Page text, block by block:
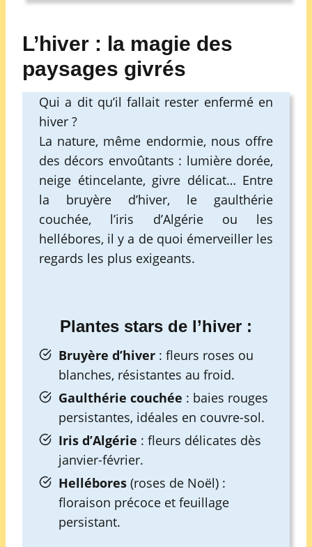
L’hiver : la magie des
paysages givrés
Qui a dit qu’il fallait rester enfermé en
hiver ?
La nature, même endormie, nous offre
des décors envoûtants : lumière dorée,
neige étincelante, givre délicat… Entre
la bruyère d’hiver, le gaulthérie
couchée, l’iris d’Algérie ou les
hellébores, il y a de quoi émerveiller les
regards les plus exigeants.
Plantes stars de l’hiver :
Bruyère d’hiver : fleurs roses ou
blanches, résistantes au froid.
Gaulthérie couchée : baies rouges
persistantes, idéales en couvre-sol.
Iris d’Algérie : fleurs délicates dès
janvier-février.
Hellébores (roses de Noël) :
floraison précoce et feuillage
persistant.